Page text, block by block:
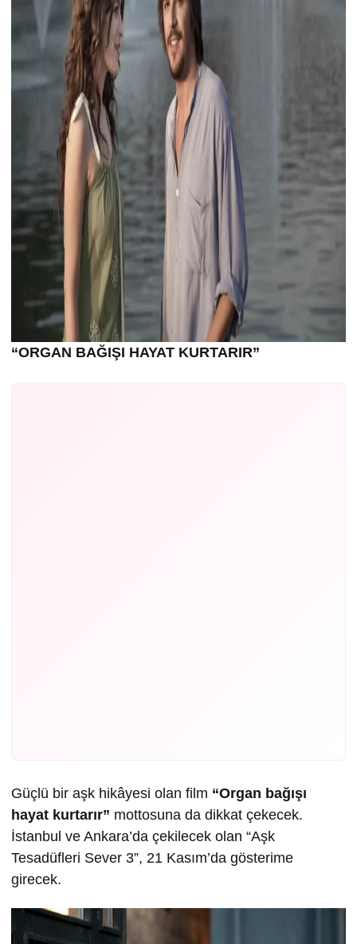
“ORGAN BAĞIŞI HAYAT KURTARIR”
Güçlü bir aşk hikâyesi olan film “Organ bağışı
hayat kurtarır” mottosuna da dikkat çekecek.
İstanbul ve Ankara’da çekilecek olan “Aşk
Tesadüfleri Sever 3”, 21 Kasım’da gösterime
girecek.